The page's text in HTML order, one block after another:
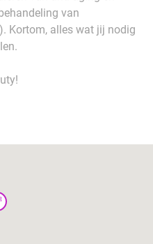
van
Kortom, alles wat jij nodig